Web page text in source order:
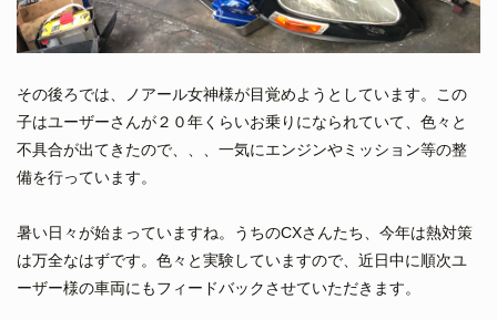
その後ろでは、ノアール女神様が目覚めようとしています。この
子はユーザーさんが２０年くらいお乗りになられていて、色々と
不具合が出てきたので、、、一気にエンジンやミッション等の整
備を行っています。
暑い日々が始まっていますね。うちのCXさんたち、今年は熱対策
は万全なはずです。色々と実験していますので、近日中に順次ユ
ーザー様の車両にもフィードバックさせていただきます。